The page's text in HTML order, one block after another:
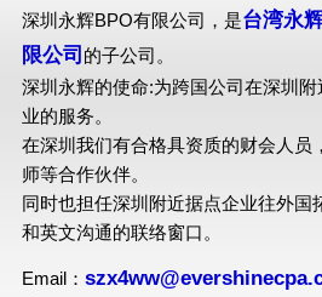
深圳永辉BPO有限公司，是台湾永
限公司 的子公司。
深圳永辉的使命:为跨国公司在深圳
业的服务。
在深圳我们有合格具资质的财会人员
师等合作伙伴。
同时也担任深圳附近据点企业往外国
和英文沟通的联络窗口。
Email：